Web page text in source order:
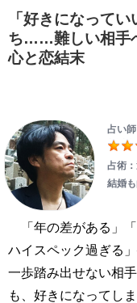
「好きになって
ち……難しい相手
心と恋結末
占い師
占術
結婚
「年の差がある」
ハイスペック過ぎる
一歩踏み出せない相
も、好きになってし